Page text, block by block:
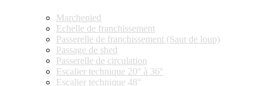
Marchepied
Echelle de franchissement
Passerelle de franchissement (Saut de loup)
Passage de shed
Passerelle de circulation
Escalier technique 20° à 36°
Escalier technique 48°